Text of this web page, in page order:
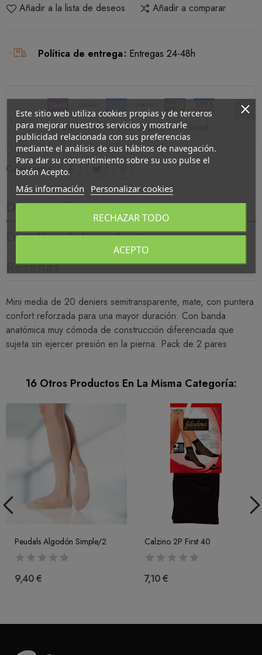
Añadir a la lista de deseos Añadir a comparar
Política de entrega Entregas 24-48h
Guarantee safe & secure checkout
Compartir:
Descripción
Detalles del producto
Reseñas
Mini media de 20 deniers semitransparente, mate, con puntera
confort reforzada para una mayor duración. Con banda
anatómica muy cómoda de construcción diferenciada que
sujeta sin ejercer presión en la pierna. Pack de 2 pares
16 Otros Productos En La Misma Categoría:
Peudals Algodón Simple/2
9,40 €
Calzino 2P First 40
7,10 €
Este sitio web utiliza cookies propias y de terceros
para mejorar nuestros servicios y mostrarle
publicidad relacionada con sus preferencias
mediante el análisis de sus hábitos de navegación.
Para dar su consentimiento sobre su uso pulse el
botón Acepto.
Más información Personalizar cookies
RECHAZAR TODO
ACEPTO